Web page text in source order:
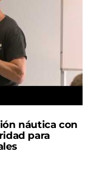
náutica con
para